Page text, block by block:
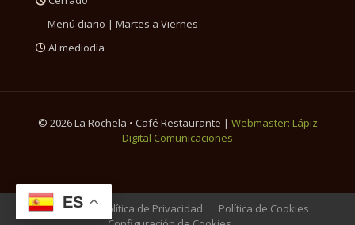
Menú diario | Martes a Viernes
Al mediodía
© 2026 La Rochela • Café Restaurante | Webmaster: Lápiz
Digital Comunicaciones
ES
Aviso Legal Política de Privacidad
Política de Cookies